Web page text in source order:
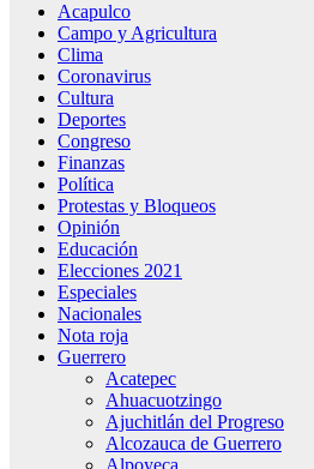
Acapulco
Campo y Agricultura
Clima
Coronavirus
Cultura
Deportes
Congreso
Finanzas
Política
Protestas y Bloqueos
Opinión
Educación
Elecciones 2021
Especiales
Nacionales
Nota roja
Guerrero
Acatepec
Ahuacuotzingo
Ajuchitlán del Progreso
Alcozauca de Guerrero
Alpoyeca